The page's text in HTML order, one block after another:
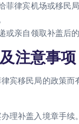
律宾机场或移民局
亲自领取补盖后的
注意事项
宾移民局的政策
理补盖入境章手